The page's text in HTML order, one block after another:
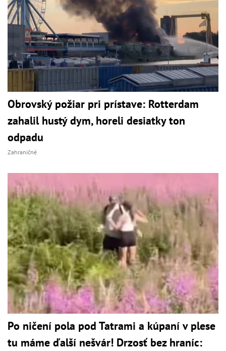
Obrovský požiar pri prístave: Rotterdam
zahalil hustý dym, horeli desiatky ton
odpadu
Zahraničné
Po ničení pola pod Tatrami a kúpaní v plese
tu máme ďalší nešvár! Drzosť bez hraníc: